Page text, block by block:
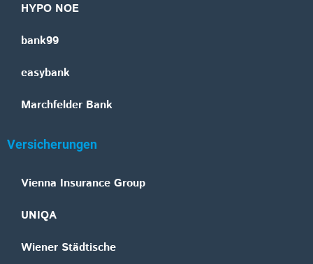
HYPO NOE
bank99
easybank
Marchfelder Bank
Versicherungen
Vienna Insurance Group
UNIQA
Wiener Städtische